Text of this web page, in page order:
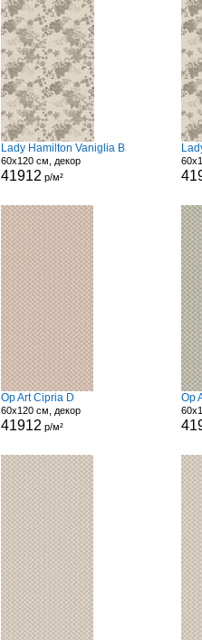
Lady Hamilton Vaniglia B
60x120 см, декор
41912 р/м²
Op Art Cipria D
60x120 см, декор
41912 р/м²
Op